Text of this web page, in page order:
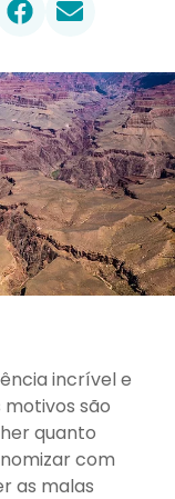
incrível e
são
quanto
com
as malas